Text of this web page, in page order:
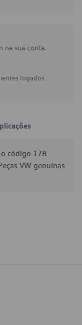
na sua conta.
logados.
código 17B-
VW genuínas